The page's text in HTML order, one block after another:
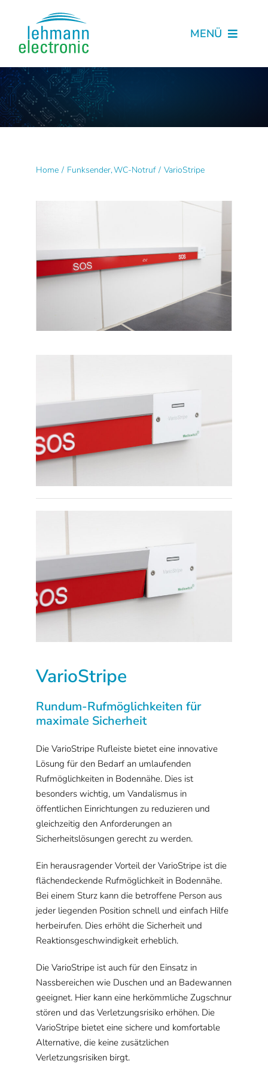
content
MENÜ
Start
Produkte
Kataloge
Home Funksender WC-Notruf VarioStripe
VarioStripe
Rundum-Rufmöglichkeiten für
maximale Sicherheit
Die VarioStripe Rufleiste bietet eine innovative
Lösung für den Bedarf an umlaufenden
Rufmöglichkeiten in Bodennähe. Dies ist
besonders wichtig, um Vandalismus in
öffentlichen Einrichtungen zu reduzieren und
gleichzeitig den Anforderungen an
Sicherheitslösungen gerecht zu werden.
Ein herausragender Vorteil der VarioStripe ist die
flächendeckende Rufmöglichkeit in Bodennähe.
Bei einem Sturz kann die betroffene Person aus
jeder liegenden Position schnell und einfach Hilfe
herbeirufen. Dies erhöht die Sicherheit und
Reaktionsgeschwindigkeit erheblich.
Die VarioStripe ist auch für den Einsatz in
Nassbereichen wie Duschen und an Badewannen
geeignet. Hier kann eine herkömmliche Zugschnur
stören und das Verletzungsrisiko erhöhen. Die
VarioStripe bietet eine sichere und komfortable
Alternative, die keine zusätzlichen
Verletzungsrisiken birgt.